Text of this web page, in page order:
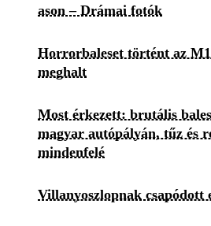
ason – Drámai fotók
Horrorbaleset történt az
meghalt
Most érkezett: brutális
magyar autópályán, tűz és
mindenfelé
Villanyoszlopnak csapódott